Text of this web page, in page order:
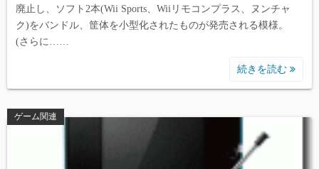
廃止し、ソフト2本(Wii Sports、Wiiリモコンプラス、ヌンチャ
ク)をバンドル、筐体を小型化されたものが発売される模様。
(さらに……
続きを読む
ゲーム関連